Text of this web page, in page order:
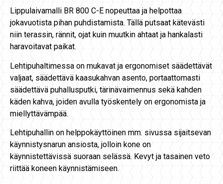
Lippulaivamalli BR 800 C-E nopeuttaa ja helpottaa
jokavuotista pihan puhdistamista. Tällä putsaat kätevästi
niin terassin, rännit, ojat kuin muutkin ahtaat ja hankalasti
haravoitavat paikat.
Lehtipuhaltimessa on mukavat ja ergonomiset säädettävät
valjaat, säädettävä kaasukahvan asento, portaattomasti
säädettävä puhallusputki, tärinävaimennus sekä kahden
käden kahva, joiden avulla työskentely on ergonomista ja
miellyttävämpää.
Lehtipuhallin on helppokäyttöinen mm. sivussa sijaitsevan
käynnistysnarun ansiosta, jolloin kone on
käynnistettävissä suoraan selässä. Kevyt ja tasainen veto
riittää koneen käynnistämiseen.